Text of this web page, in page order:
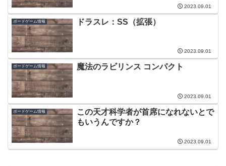
2023.09.01
ボードゲーム情報 ドラスレ：SS（拡張）
2023.09.01
ボードゲーム情報 魔法のラビリンス コンパクト
2023.09.01
ボードゲーム情報
この天才科学者が首席になれないとで
もいうんですか？
2023.09.01